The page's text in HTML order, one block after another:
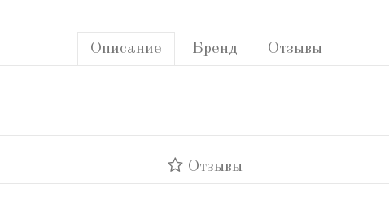
Описание Бренд Отзывы
Отзывы